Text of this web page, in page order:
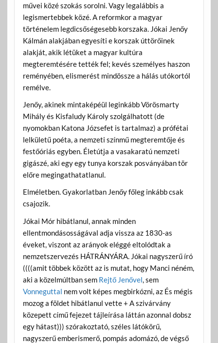
művei közé szokás sorolni. Vagy legalábbis a
legismertebbek közé. A reformkor a magyar
történelem legdicsőségesebb korszaka. Jókai Jenőy
Kálmán alakjában egyesíti e korszak úttörőinek
alakját, akik létüket a magyar kultúra
megteremtésére tették fel; kevés személyes haszon
reményében, elismerést mindössze a hálás utókortól
remélve.
Jenőy, akinek mintaképéül leginkább Vörösmarty
Mihály és Kisfaludy Károly szolgálhatott (de
nyomokban Katona Józsefet is tartalmaz) a prófétai
lelkületű poéta, a nemzeti színmű megteremtője és
festőóriás egyben. Életútja a vasakaratú nemzeti
gigászé, aki egy egy tunya korszak posványában tör
előre megingathatatlanul.
Elméletben. Gyakorlatban Jenőy főleg inkább csak
csajozik.
Jókai Mór hibátlanul, annak minden
ellentmondásosságával adja vissza az 1830-as
éveket, viszont az arányok eléggé eltolódtak a
nemzetszervezés HÁTRÁNYÁRA. Jókai nagyszerű író
((((amit többek között az is mutat, hogy Manci néném,
aki a közelmúltban sem Rejtő Jenővel, sem
Vonneguttal nem volt képes megbirkózni, az És mégis
mozog a földet hibátlanul vette + A szivárvány
közepett című fejezet tájleírása láttán azonnal dobsz
egy hátast))) szórakoztató, széles látókörű,
nagyszerű emberismerő, pompás adomázó, de végső